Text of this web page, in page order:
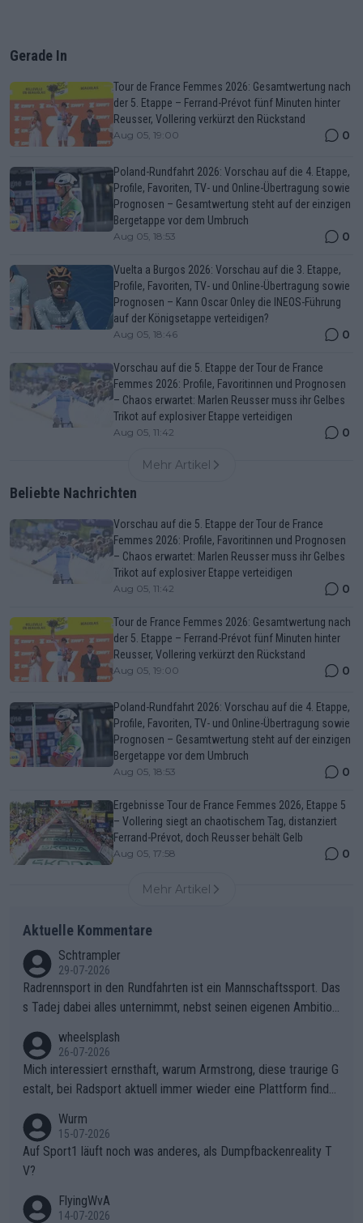
Gerade In
Tour de France Femmes 2026: Gesamtwertung nach
der 5. Etappe – Ferrand-Prévot fünf Minuten hinter
Reusser, Vollering verkürzt den Rückstand
Aug 05, 19:00 0
Poland-Rundfahrt 2026: Vorschau auf die 4. Etappe,
Profile, Favoriten, TV- und Online-Übertragung sowie
Prognosen – Gesamtwertung steht auf der einzigen
Bergetappe vor dem Umbruch
Aug 05, 18:53 0
Vuelta a Burgos 2026: Vorschau auf die 3. Etappe,
Profile, Favoriten, TV- und Online-Übertragung sowie
Prognosen – Kann Oscar Onley die INEOS-Führung
auf der Königsetappe verteidigen?
Aug 05, 18:46 0
Vorschau auf die 5. Etappe der Tour de France
Femmes 2026: Profile, Favoritinnen und Prognosen
– Chaos erwartet: Marlen Reusser muss ihr Gelbes
Trikot auf explosiver Etappe verteidigen
Aug 05, 11:42 0
Mehr Artikel
Beliebte Nachrichten
Vorschau auf die 5. Etappe der Tour de France
Femmes 2026: Profile, Favoritinnen und Prognosen
– Chaos erwartet: Marlen Reusser muss ihr Gelbes
Trikot auf explosiver Etappe verteidigen
Aug 05, 11:42 0
Tour de France Femmes 2026: Gesamtwertung nach
der 5. Etappe – Ferrand-Prévot fünf Minuten hinter
Reusser, Vollering verkürzt den Rückstand
Aug 05, 19:00 0
Poland-Rundfahrt 2026: Vorschau auf die 4. Etappe,
Profile, Favoriten, TV- und Online-Übertragung sowie
Prognosen – Gesamtwertung steht auf der einzigen
Bergetappe vor dem Umbruch
Aug 05, 18:53 0
Ergebnisse Tour de France Femmes 2026, Etappe 5
– Vollering siegt an chaotischem Tag, distanziert
Ferrand-Prévot, doch Reusser behält Gelb
Aug 05, 17:58 0
Mehr Artikel
Aktuelle Kommentare
Schtrampler
29-07-2026
Radrennsport in den Rundfahrten ist ein Mannschaftssport. Das
s Tadej dabei alles unternimmt, nebst seinen eigenen Ambition
ganze Team auch mental stark zu machen und konkret am Erf
olg teilzuhaben, ist ihm ganz hoch anzurechnen. Das ist ein Zei
chen weit über den Radsport hinaus.
wheelsplash
26-07-2026
Mich interessiert ernsthaft, warum Armstrong, diese traurige G
estalt, bei Radsport aktuell immer wieder eine Plattform finde
Wurm
15-07-2026
Auf Sport1 läuft noch was anderes, als Dumpfbackenreality T
V?
FlyingWvA
14-07-2026